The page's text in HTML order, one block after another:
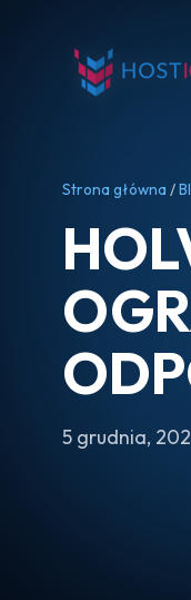
Strona główna /
5 grudnia,